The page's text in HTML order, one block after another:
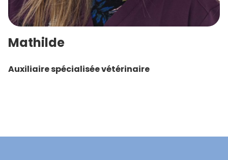
Mathilde
Auxiliaire spécialisée vétérinaire